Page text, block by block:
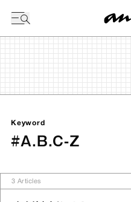
Keyword
#A.B.C-Z
3 Articles